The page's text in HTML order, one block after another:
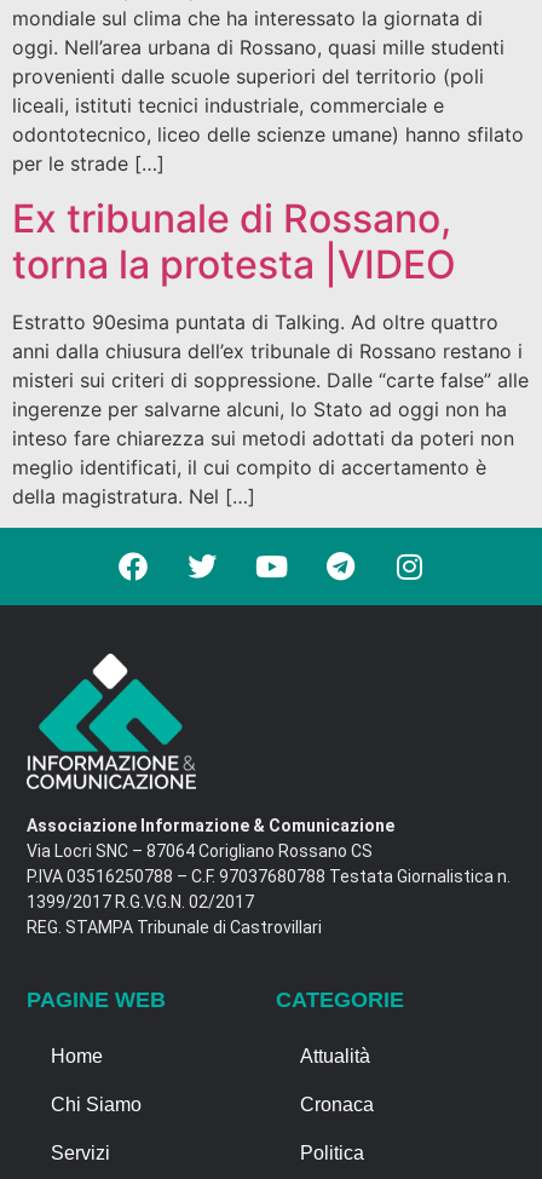
mondiale sul clima che ha interessato la giornata di
oggi. Nell’area urbana di Rossano, quasi mille studenti
provenienti dalle scuole superiori del territorio (poli
liceali, istituti tecnici industriale, commerciale e
odontotecnico, liceo delle scienze umane) hanno sfilato
per le strade […]
Ex tribunale di Rossano,
torna la protesta |VIDEO
Estratto 90esima puntata di Talking. Ad oltre quattro
anni dalla chiusura dell’ex tribunale di Rossano restano i
misteri sui criteri di soppressione. Dalle “carte false” alle
ingerenze per salvarne alcuni, lo Stato ad oggi non ha
inteso fare chiarezza sui metodi adottati da poteri non
meglio identificati, il cui compito di accertamento è
della magistratura. Nel […]
Associazione Informazione & Comunicazione
Via Locri SNC – 87064 Corigliano Rossano CS
P.IVA 03516250788 – C.F. 97037680788 Testata Giornalistica n.
1399/2017 R.G.V.G.N. 02/2017
REG. STAMPA Tribunale di Castrovillari
PAGINE WEB
Home
Chi Siamo
Servizi
CATEGORIE
Attualità
Cronaca
Politica